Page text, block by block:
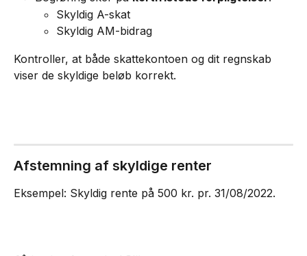
Skyldig A-skat
Skyldig AM-bidrag
Kontroller, at både skattekontoen og dit regnskab
viser de skyldige beløb korrekt.
Afstemning af skyldige renter
Eksempel: Skyldig rente på 500 kr. pr. 31/08/2022.